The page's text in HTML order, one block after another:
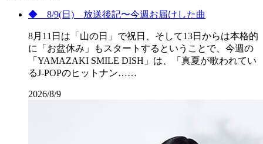
◆ 8/9(日) 放送後記〜今週お届けした曲
8月11日は「山の日」で祝日、そして13日からは本格的
に「お盆休み」もスタートするということで、今週の
「YAMAZAKI SMILE DISH」は、「真夏が歌われてい
るJ-POPのヒットナン……
2026/8/9